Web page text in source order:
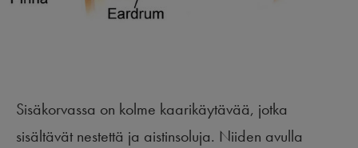
Sisäkorvassa on kolme kaarikäytävää, jotka
sisältävät nestettä ja aistinsoluja. Niiden avulla